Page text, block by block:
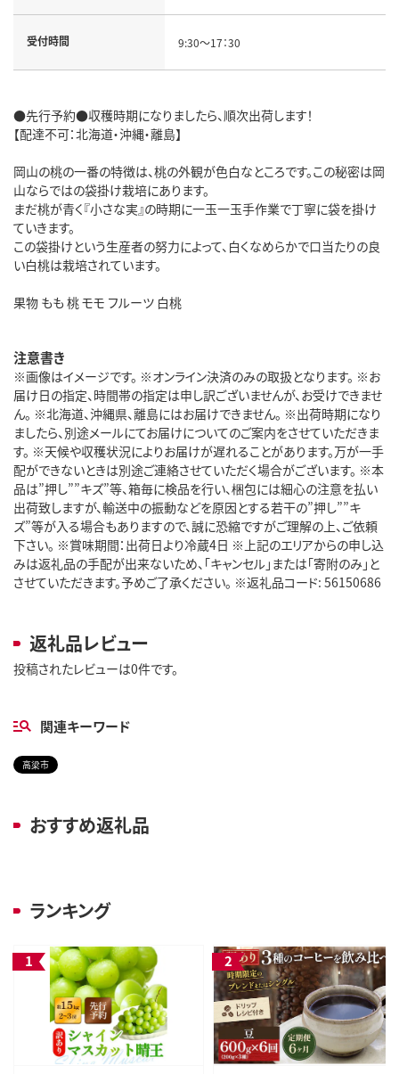
受付時間 9:30～17：30
●先行予約●収穫時期になりましたら、順次出荷します！
【配達不可：北海道・沖縄・離島】
岡山の桃の一番の特徴は、桃の外観が色白なところです。この秘密は岡
山ならではの袋掛け栽培にあります。
まだ桃が青く『小さな実』の時期に一玉一玉手作業で丁寧に袋を掛け
ていきます。
この袋掛けという生産者の努力によって、白くなめらかで口当たりの良
い白桃は栽培されています。
果物 もも 桃 モモ フルーツ 白桃
注意書き
※画像はイメージです。 ※オンライン決済のみの取扱となります。 ※お
届け日の指定、時間帯の指定は申し訳ございませんが、お受けできませ
ん。 ※北海道、沖縄県、離島にはお届けできません。 ※出荷時期になり
ましたら、別途メールにてお届けについてのご案内をさせていただきま
す。 ※天候や収穫状況によりお届けが遅れることがあります。万が一手
配ができないときは別途ご連絡させていただく場合がございます。 ※本
品は”押し””キズ”等、箱毎に検品を行い、梱包には細心の注意を払い
出荷致しますが、輸送中の振動などを原因とする若干の”押し””キ
ズ”等が入る場合もありますので、誠に恐縮ですがご理解の上、ご依頼
下さい。 ※賞味期間：出荷日より冷蔵4日 ※上記のエリアからの申し込
みは返礼品の手配が出来ないため、「キャンセル」または「寄附のみ」と
させていただきます。予めご了承ください。 ※返礼品コード: 56150686
返礼品レビュー
投稿されたレビューは0件です。
関連キーワード
高梁市
おすすめ返礼品
ランキング